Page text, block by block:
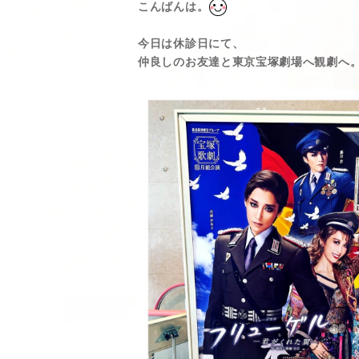
こんばんは。
今日は休診日にて、
仲良しのお友達と東京宝塚劇場へ観劇へ